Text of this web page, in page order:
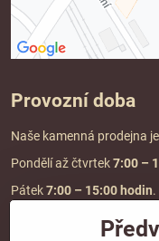
Provozní doba
Naše kamenná prodejna
Pondělí až čtvrtek7:00 –
Pátek7:00 – 15:00 hodin.